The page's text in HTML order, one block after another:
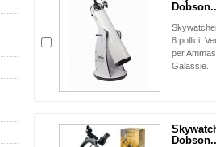
8 pollici.
per
Galassie.